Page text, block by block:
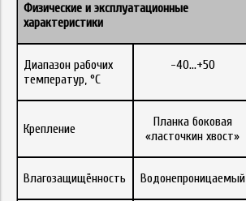
Физические и эксплуатационные
характеристики
Диапазон рабочих
температур, °С
-40…+50
Крепление
Планка боковая
«ласточкин хвост»
Влагозащищённость Водонепроницаемый